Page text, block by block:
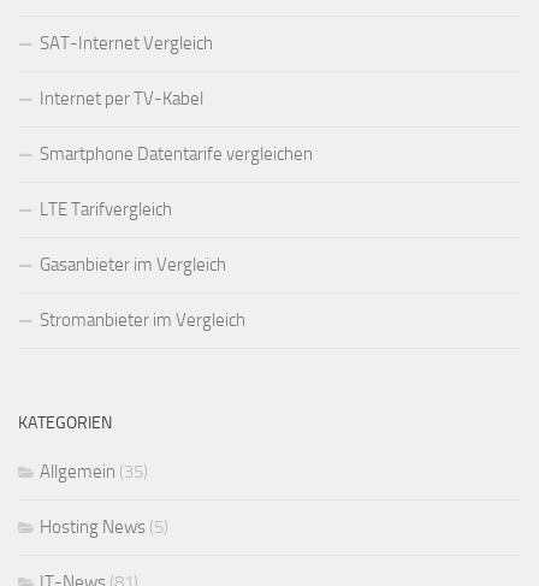
SAT-Internet Vergleich
Internet per TV-Kabel
Smartphone Datentarife vergleichen
LTE Tarifvergleich
Gasanbieter im Vergleich
Stromanbieter im Vergleich
KATEGORIEN
Allgemein (35)
Hosting News (5)